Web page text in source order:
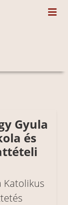
Gyula
és
Katolikus